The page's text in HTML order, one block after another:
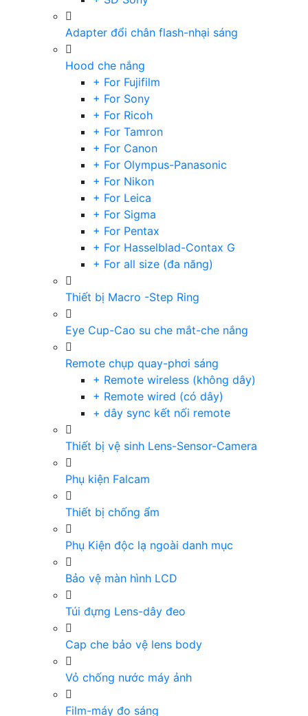
Adapter đổi chân flash-nhại sáng
Hood che nắng
+ For Fujifilm
+ For Sony
+ For Ricoh
+ For Tamron
+ For Canon
+ For Olympus-Panasonic
+ For Nikon
+ For Leica
+ For Sigma
+ For Pentax
+ For Hasselblad-Contax G
+ For all size (đa năng)
Thiết bị Macro -Step Ring
Eye Cup-Cao su che mắt-che nắng
Remote chụp quay-phơi sáng
+ Remote wireless (không dây)
+ Remote wired (có dây)
+ dây sync kết nối remote
Thiết bị vệ sinh Lens-Sensor-Camera
Phụ kiện Falcam
Thiết bị chống ẩm
Phụ Kiện độc lạ ngoài danh mục
Bảo vệ màn hình LCD
Túi đựng Lens-dây đeo
Cap che bảo vệ lens body
Vỏ chống nước máy ảnh
Film-máy đo sáng